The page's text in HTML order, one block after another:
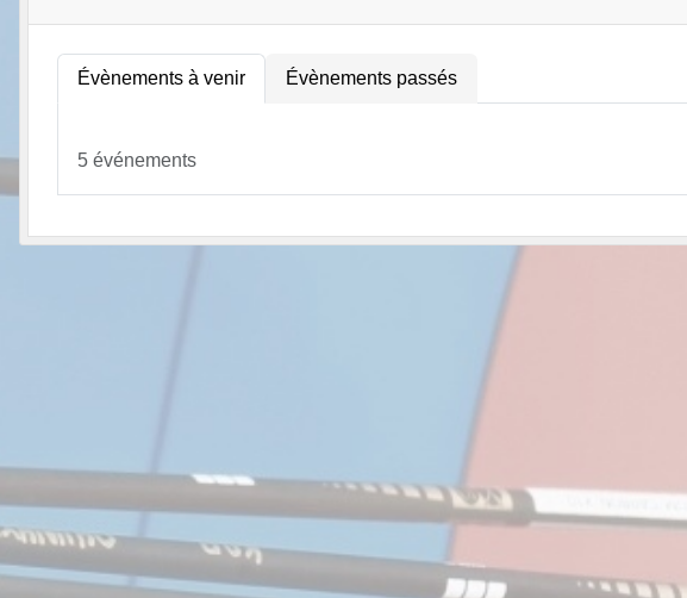
Évènements à venir Évènements passés
5 événements